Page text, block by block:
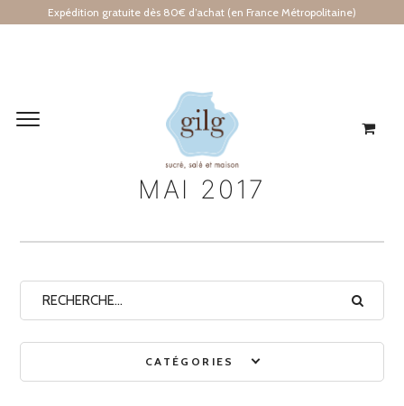
Expédition gratuite dès 80€ d’achat (en France Métropolitaine)
Archives mensuelles
MAI 2017
CATÉGORIES